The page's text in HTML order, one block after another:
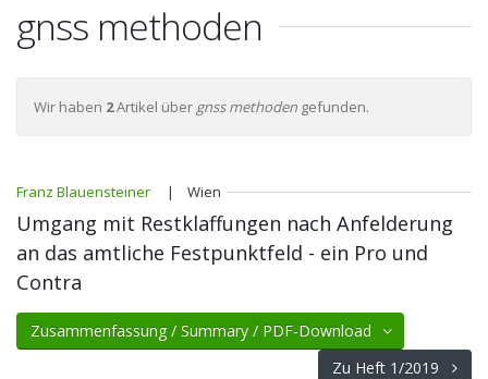
gnss methoden
Wir haben 2Artikel über gnss methoden gefunden.
Franz Blauensteiner | Wien
Umgang mit Restklaffungen nach Anfelderung
an das amtliche Festpunktfeld - ein Pro und
Contra
Zusammenfassung / Summary / PDF-Download
Zu Heft 1/2019